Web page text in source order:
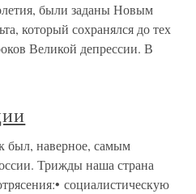
были заданы Новым
который сохранялся до тех
Великой депрессии. В
был, наверное, самым
Трижды наша страна
социалистическую